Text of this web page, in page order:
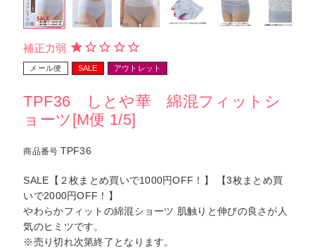
補正力弱
メール便 SALE アウトレット
TPF36 しとや華 綿混フィットシ
ョーツ[M便 1/5]
商品番号 TPF36
SALE【２枚まとめ買いで1000円OFF！】 【3枚まとめ買
いで2000円OFF！】
やわらかフィットの綿混ショーツ 肌触りと伸びの良さが人
気のヒミツです。
※売り切れ次第終了となります。